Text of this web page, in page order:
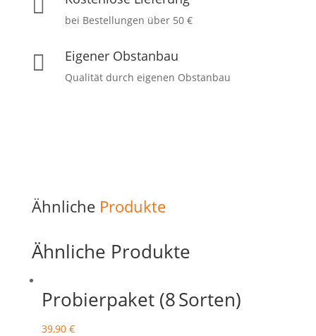
bei Bestellungen über 50 €
 Eigener Obstanbau
Qualität durch eigenen Obstanbau
Ähnliche Produkte
Ähnliche Produkte
Probierpaket (8 Sorten)
39,90 €